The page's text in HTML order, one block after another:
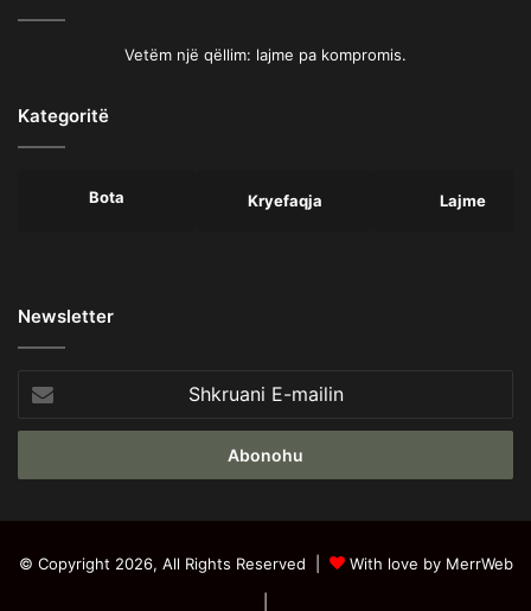
Vetëm një qëllim: lajme pa kompromis.
Kategoritë
Bota Kryefaqja Lajme
Newsletter
E-
mailin
© Copyright 2026, All Rights Reserved |
With love by MerrWeb